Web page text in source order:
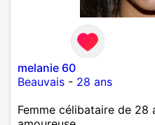
melanie 60
Beauvais - 28 ans
Femme célibataire de 28